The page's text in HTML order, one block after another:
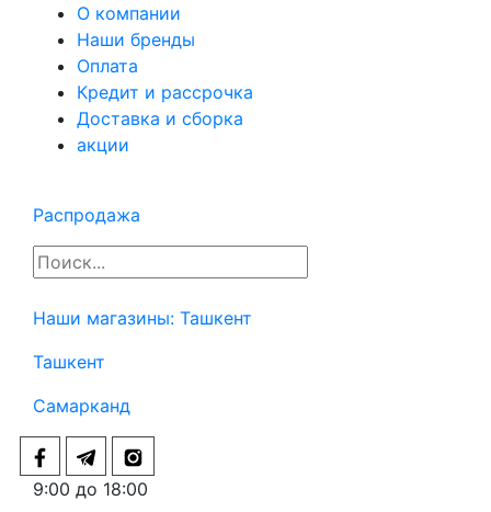
О компании
Наши бренды
Оплата
Кредит и рассрочка
Доставка и сборка
акции
Распродажа
Наши магазины: Ташкент
Ташкент
Самарканд
9:00 до 18:00